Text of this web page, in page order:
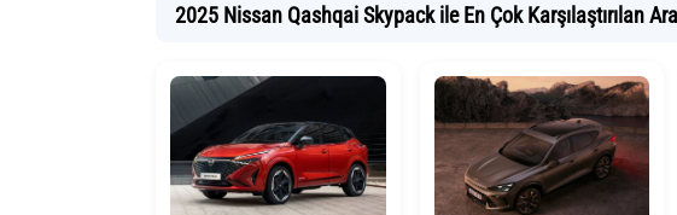
2025 Nissan Qashqai Skypack ile En Çok Karşılaştırılan